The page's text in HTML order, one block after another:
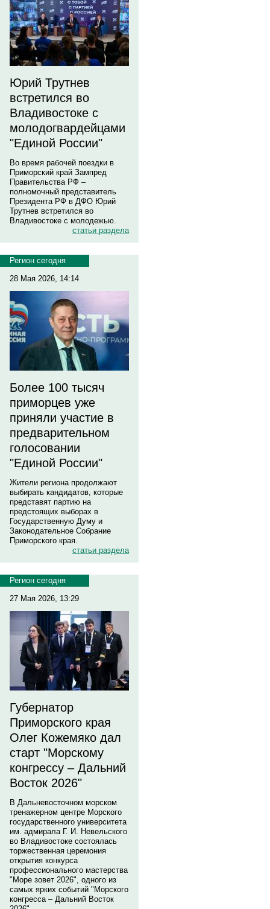
Юрий Трутнев
встретился во
Владивостоке с
молодогвардейцами
"Единой России"
Во время рабочей поездки в
Приморский край Зампред
Правительства РФ –
полномочный представитель
Президента РФ в ДФО Юрий
Трутнев встретился во
Владивостоке с молодежью.
статьи раздела
Регион сегодня
28 Мая 2026, 14:14
Более 100 тысяч
приморцев уже
приняли участие в
предварительном
голосовании
"Единой России"
Жители региона продолжают
выбирать кандидатов, которые
представят партию на
предстоящих выборах в
Государственную Думу и
Законодательное Собрание
Приморского края.
статьи раздела
Регион сегодня
27 Мая 2026, 13:29
Губернатор
Приморского края
Олег Кожемяко дал
старт "Морскому
конгрессу – Дальний
Восток 2026"
В Дальневосточном морском
тренажерном центре Морского
государственного университета
им. адмирала Г. И. Невельского
во Владивостоке состоялась
торжественная церемония
открытия конкурса
профессионального мастерства
"Море зовет 2026", одного из
самых ярких событий "Морского
конгресса – Дальний Восток